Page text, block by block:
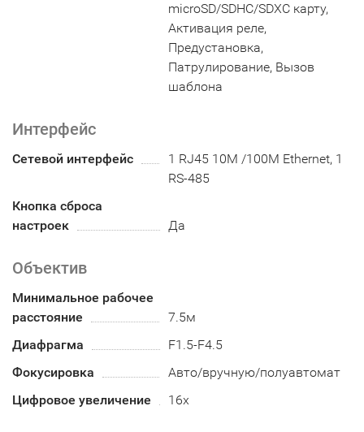
microSD/SDHC/SDXC карту,
Активация реле,
Предустановка,
Патрулирование, Вызов
шаблона
Интерфейс
Сетевой интерфейс
1 RJ45 10M /100M Ethernet, 1
RS-485
Кнопка сброса
настроек
Да
Объектив
Минимальное рабочее
расстояние
7.5м
Диафрагма
F1.5-F4.5
Фокусировка
Авто/вручную/полуавтомат
Цифровое увеличение
16х